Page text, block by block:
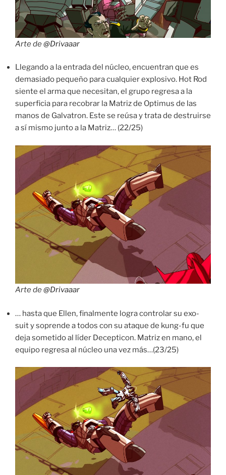
Arte de@Drivaaar
Llegando a la entrada del núcleo, encuentran que es
demasiado pequeño para cualquier explosivo. Hot Rod
siente el arma que necesitan, el grupo regresa a la
superficia para recobrar la Matriz de Optimus de las
manos de Galvatron. Este se reúsa y trata de destruirse
a sí mismo junto a la Matriz… (22/25)
Arte de@Drivaaar
… hasta que Ellen, finalmente logra controlar su exo-
suit y soprende a todos con su ataque de kung-fu que
deja sometido al líder Decepticon. Matriz en mano, el
equipo regresa al núcleo una vez más…(23/25)